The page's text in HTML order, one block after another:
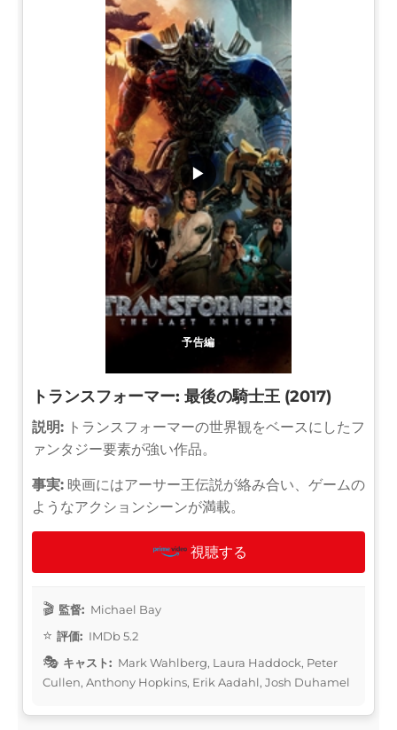
予告編
▶
トランスフォーマー: 最後の騎士王 (2017)
説明: トランスフォーマーの世界観をベースにしたフ
ァンタジー要素が強い作品。
事実: 映画にはアーサー王伝説が絡み合い、ゲームの
ようなアクションシーンが満載。
視聴する
監督: Michael Bay
評価: IMDb 5.2
キャスト: Mark Wahlberg, Laura Haddock, Peter
Cullen, Anthony Hopkins, Erik Aadahl, Josh Duhamel